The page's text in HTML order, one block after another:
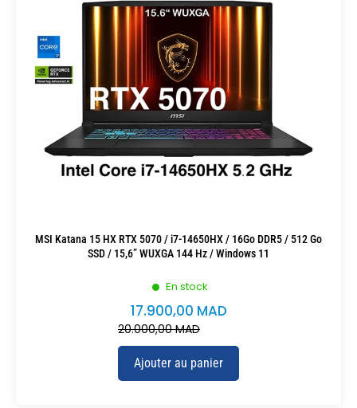
En stock
MSI Katana 15 HX RTX 5070 / i7-14650HX / 16Go DDR5 / 512 Go
SSD / 15,6” WUXGA 144 Hz / Windows 11
20.000,00MAD
17.900,00 MAD
Ajouter au panier